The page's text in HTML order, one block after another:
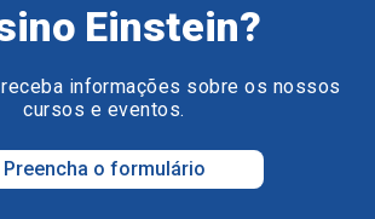
Einstein?
informações sobre os nossos
cursos e eventos.
Preencha o formulário